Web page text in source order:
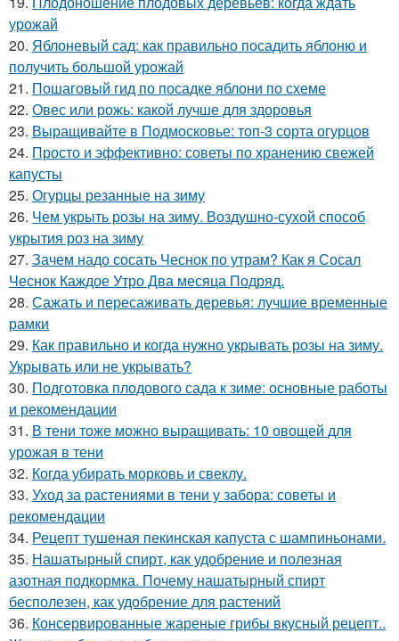
урожай
20. Яблоневый сад: как правильно посадить яблоню и
получить большой урожай
21. Пошаговый гид по посадке яблони по схеме
22. Овес или рожь: какой лучше для здоровья
23. Выращивайте в Подмосковье: топ-3 сорта огурцов
24. Просто и эффективно: советы по хранению свежей
капусты
25. Огурцы резанные на зиму
26. Чем укрыть розы на зиму. Воздушно-сухой способ
укрытия роз на зиму
27. Зачем надо сосать Чеснок по утрам? Как я Сосал
Чеснок Каждое Утро Два месяца Подряд.
28. Сажать и пересаживать деревья: лучшие временные
рамки
29. Как правильно и когда нужно укрывать розы на зиму.
Укрывать или не укрывать?
30. Подготовка плодового сада к зиме: основные работы
и рекомендации
31. В тени тоже можно выращивать: 10 овощей для
урожая в тени
32. Когда убирать морковь и свеклу.
33. Уход за растениями в тени у забора: советы и
рекомендации
34. Рецепт тушеная пекинская капуста с шампиньонами.
35. Нашатырный спирт, как удобрение и полезная
азотная подкормка. Почему нашатырный спирт
бесполезен, как удобрение для растений
36. Консервированные жареные грибы вкусный рецепт..